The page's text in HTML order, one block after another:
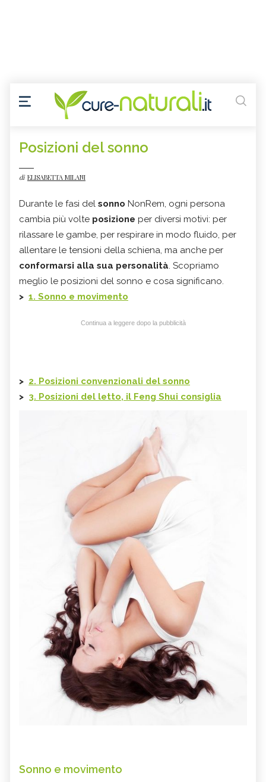
Posizioni del sonno
di ELISABETTA MILANI
Durante le fasi del sonno NonRem, ogni persona
cambia più volte posizione per diversi motivi: per
rilassare le gambe, per respirare in modo fluido, per
allentare le tensioni della schiena, ma anche per
conformarsi alla sua personalità. Scopriamo
meglio le posizioni del sonno e cosa significano.
> 1. Sonno e movimento
Continua a leggere dopo la pubblicità
> 2. Posizioni convenzionali del sonno
> 3. Posizioni del letto, il Feng Shui consiglia
Sonno e movimento